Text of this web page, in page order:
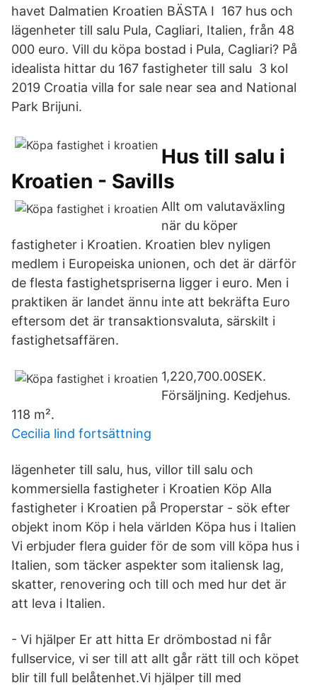
havet Dalmatien Kroatien BÄSTA I 167 hus och
lägenheter till salu Pula, Cagliari, Italien, från 48
000 euro. Vill du köpa bostad i Pula, Cagliari? På
idealista hittar du 167 fastigheter till salu 3 kol
2019 Croatia villa for sale near sea and National
Park Brijuni.
Hus till salu i
Kroatien - Savills
Allt om valutaväxling
när du köper
fastigheter i Kroatien. Kroatien blev nyligen
medlem i Europeiska unionen, och det är därför
de flesta fastighetspriserna ligger i euro. Men i
praktiken är landet ännu inte att bekräfta Euro
eftersom det är transaktionsvaluta, särskilt i
fastighetsaffären.
1,220,700.00SEK.
Försäljning. Kedjehus.
118 m².
Cecilia lind fortsättning
lägenheter till salu, hus, villor till salu och
kommersiella fastigheter i Kroatien Köp Alla
fastigheter i Kroatien på Properstar - sök efter
objekt inom Köp i hela världen Köpa hus i Italien
Vi erbjuder flera guider för de som vill köpa hus i
Italien, som täcker aspekter som italiensk lag,
skatter, renovering och till och med hur det är
att leva i Italien.
- Vi hjälper Er att hitta Er drömbostad ni får
fullservice, vi ser till att allt går rätt till och köpet
blir till full belåtenhet.Vi hjälper till med